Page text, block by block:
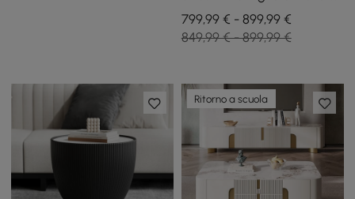
4 in 1
799,99 € - 899,99 €
849,99 € - 899,99 €
Ritorno a scuola